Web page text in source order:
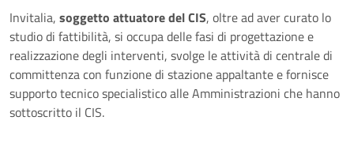
Invitalia, soggetto attuatore del CIS, oltre ad aver curato lo
studio di fattibilità, si occupa delle fasi di progettazione e
realizzazione degli interventi, svolge le attività di centrale di
committenza con funzione di stazione appaltante e fornisce
supporto tecnico specialistico alle Amministrazioni che hanno
sottoscritto il CIS.